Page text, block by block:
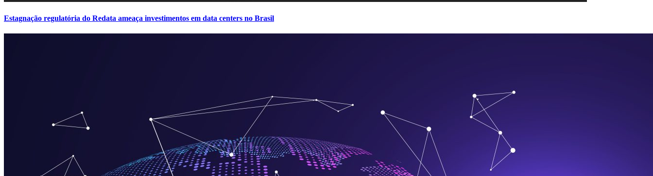
Estagnação regulatória do Redata ameaça investimentos em data centers no Brasil